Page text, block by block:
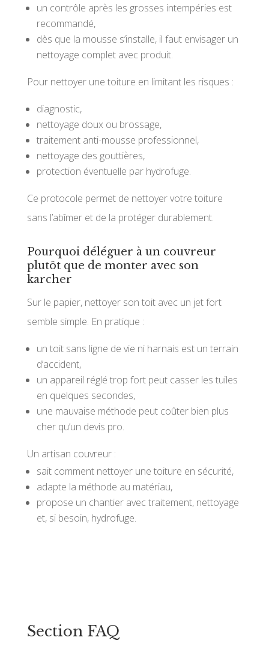
un contrôle après les grosses intempéries est
recommandé,
dès que la mousse s’installe, il faut envisager un
nettoyage complet avec produit.
Pour nettoyer une toiture en limitant les risques :
diagnostic,
nettoyage doux ou brossage,
traitement anti-mousse professionnel,
nettoyage des gouttières,
protection éventuelle par hydrofuge.
Ce protocole permet de nettoyer votre toiture
sans l’abîmer et de la protéger durablement.
Pourquoi déléguer à un couvreur
plutôt que de monter avec son
karcher
Sur le papier, nettoyer son toit avec un jet fort
semble simple. En pratique :
un toit sans ligne de vie ni harnais est un terrain
d’accident,
un appareil réglé trop fort peut casser les tuiles
en quelques secondes,
une mauvaise méthode peut coûter bien plus
cher qu’un devis pro.
Un artisan couvreur :
sait comment nettoyer une toiture en sécurité,
adapte la méthode au matériau,
propose un chantier avec traitement, nettoyage
et, si besoin, hydrofuge.
Section FAQ